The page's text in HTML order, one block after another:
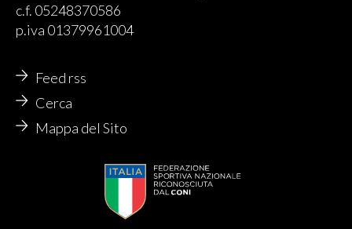
c.f. 05248370586
p.iva 01379961004
Feed rss
Cerca
Mappa del Sito